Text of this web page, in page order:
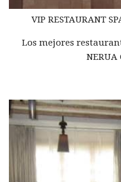
VIP RESTAURANT
Los mejores
NERUA